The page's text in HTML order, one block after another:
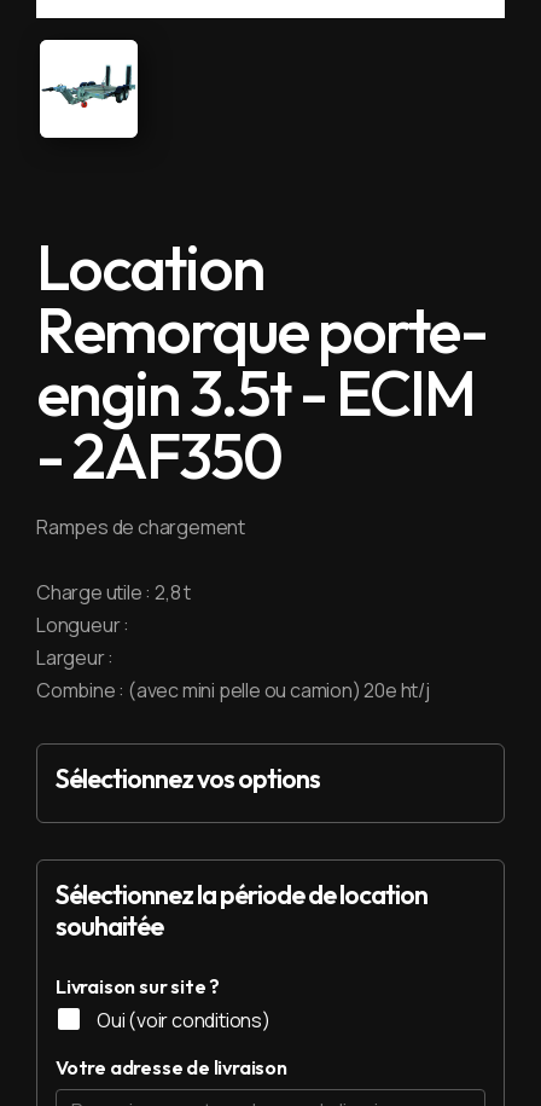
Location
Remorque porte-
engin 3.5t - ECIM
- 2AF350
Rampes de chargement
Charge utile : 2,8 t
Longueur :
Largeur :
Combine : (avec mini pelle ou camion) 20e ht/j
Sélectionnez vos options
Sélectionnez la période de location
souhaitée
Livraison sur site ?
Oui (voir conditions)
Votre adresse de livraison